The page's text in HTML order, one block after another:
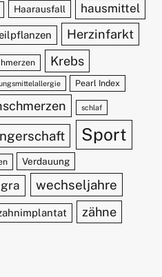
Haarausfall hausmittel
Herzinfarkt
Krebs
Pearl Index
schlaf
Sport
Verdauung
wechseljahre
zähne